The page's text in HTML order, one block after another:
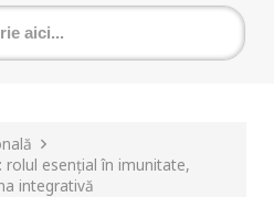
rolul esențial în imunitate,
integrativă